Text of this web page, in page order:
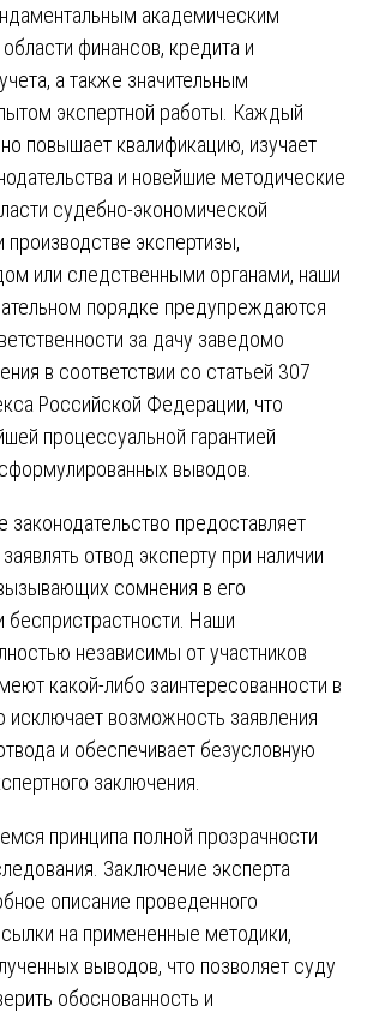
академическим
финансов, кредита и
а также значительным
экспертной работы. Каждый
повышает квалификацию, изучает
и новейшие методические
судебно-экономической
экспертизы,
или следственными органами, наши
порядке предупреждаются
за дачу заведомо
в соответствии со статьей 307
Российской Федерации, что
процессуальной гарантией
выводов.
законодательство предоставляет
отвод эксперту при наличии
сомнения в его
беспристрастности. Наши
независимы от участников
какой-либо заинтересованности в
исключает возможность заявления
и обеспечивает безусловную
заключения.
принципа полной прозрачности
Заключение эксперта
описание проведенного
на примененные методики,
выводов, что позволяет суду
обоснованность и